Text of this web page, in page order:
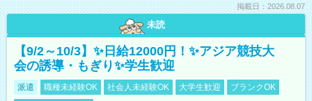
掲載日：2026.08.07
未読
【9/2～10/3】✨日給12000円！✨アジア競技大
会の誘導・もぎり✨学生歓迎
派遣 職種未経験OK 社会人未経験OK 大学生歓迎
ブランクOK